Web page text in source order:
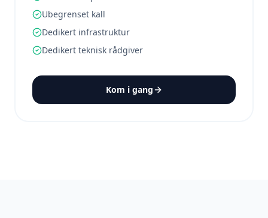
Ubegrenset kall
Dedikert infrastruktur
Dedikert teknisk rådgiver
Kom i gang